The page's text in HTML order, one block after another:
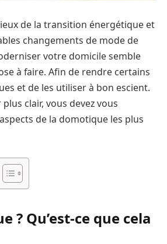
de la transition énergétique et
changements de mode de
votre domicile semble
à faire. Afin de rendre certains
et de les utiliser à bon escient.
clair, vous devez vous
de la domotique les plus
? Qu’est-ce que cela